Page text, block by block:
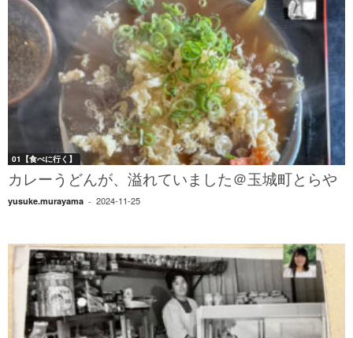
01【食べに行く】
カレーうどんが、溢れていました＠玉城町とらや
yusuke.murayama - 2024-11-25